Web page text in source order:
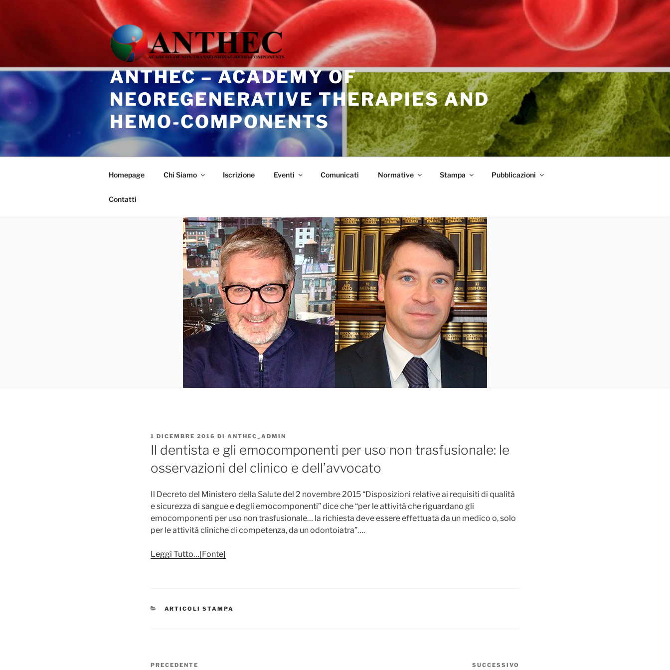
ANTHEC – ACADEMY OF
NEOREGENERATIVE THERAPIES AND
HEMO-COMPONENTS
Homepage Chi Siamo Iscrizione Eventi Comunicati Normative Stampa Pubblicazioni
Contatti
PUBBLICATO
IL
1 DICEMBRE 2016 DI ANTHEC_ADMIN
Il dentista e gli emocomponenti per uso non trasfusionale: le
osservazioni del clinico e dell’avvocato
Il Decreto del Ministero della Salute del 2 novembre 2015 “Disposizioni relative ai requisiti di qualità
e sicurezza di sangue e degli emocomponenti” dice che “per le attività che riguardano gli
emocomponenti per uso non trasfusionale… la richiesta deve essere effettuata da un medico o, solo
per le attività cliniche di competenza, da un odontoiatra”….
Leggi Tutto…[Fonte]
CATEGORIE
ARTICOLI STAMPA
Navigazione
Articolo
PRECEDENTE SUCCESSIVO